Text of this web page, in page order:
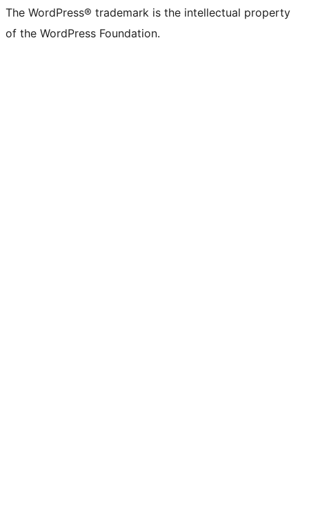
The WordPress® trademark is the intellectual property
of the WordPress Foundation.